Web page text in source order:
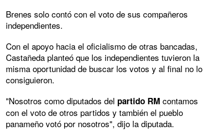
Brenes solo contó con el voto de sus compañeros
independientes.
Con el apoyo hacia el oficialismo de otras bancadas,
Castañeda planteó que los independientes tuvieron la
misma oportunidad de buscar los votos y al final no lo
consiguieron.
"Nosotros como diputados del partido RM contamos
con el voto de otros partidos y también el pueblo
panameño votó por nosotros", dijo la diputada.